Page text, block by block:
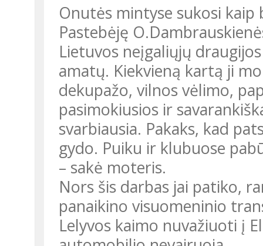
Onutės mintyse sukosi kaip
Pastebėję
Lietuvos neįgaliųjų
amatų. Kiekvieną kartą ji
dekupažo, vilnos vėlimo,
pasimokiusios ir
svarbiausia. Pakaks, kad
gydo. Puiku ir klubuose
– sakė moteris.
Nors šis darbas jai patiko,
panaikino visuomeninio
Lelyvos kaimo nuvažiuoti į